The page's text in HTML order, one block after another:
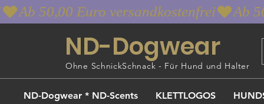
ND-Dogwear * ND-Scents KLETTLOGOS
ND-Dogwear
Ohne SchnickSchnack - Für Hund und Halter